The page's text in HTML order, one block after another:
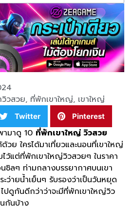
วสวย, ที่พักเขาใหญ่, เขาใหญ่
Twitter Pinterest
ามาดู 10 ที่พักเขาใหญ่ วิวสวย
วย ใครได้มาเที่ยวและนอนที่เขาใหญ่
ว้แต่ที่พักเขาใหญ่วิวสวยๆ ในราคา
ลๆ ท่ามกลางบรรยากาศบนเขา
ว่ายน้ำเย็นๆ รับรองว่าเป็นวันหยุด
ดูกันดีกว่าว่าจะมีที่พักเขาใหญ่วิว
กันบ้าง